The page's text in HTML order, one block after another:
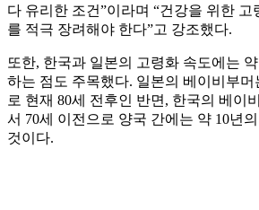
다 유리한 조건”이라며 “건강을 위한
를 적극 장려해야 한다”고 강조했다.
또한, 한국과 일본의 고령화 속도에는
하는 점도 주목했다. 일본의 베이비부머
로 현재 80세 전후인 반면, 한국의 베이
서 70세 이전으로 양국 간에는 약 10년
것이다.